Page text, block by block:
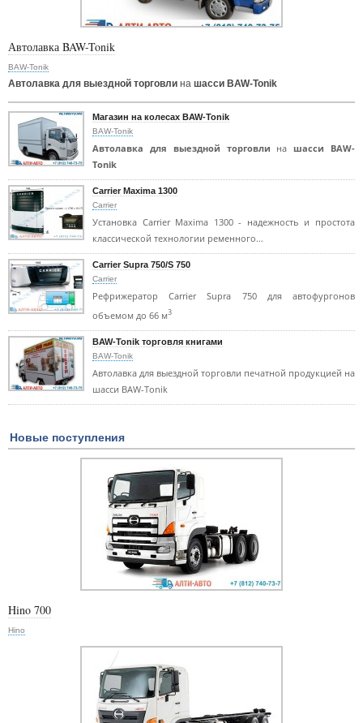
Автолавка BAW-Tonik
BAW-Tonik
Автолавка для выездной торговли на шасси BAW-Tonik
Магазин на колесах BAW-Tonik
BAW-Tonik
Автолавка для выездной торговли на шасси BAW-
Tonik
Carrier Maxima 1300
Carrier
Установка Carrier Maxima 1300 - надежность и простота
классической технологии ременного…
Carrier Supra 750/S 750
Carrier
Рефрижератор Carrier Supra 750 для автофургонов
объемом до 66 м3
BAW-Tonik торговля книгами
BAW-Tonik
Автолавка для выездной торговли печатной продукцией на
шасси BAW-Tonik
Новые поступления
Hino 700
Hino